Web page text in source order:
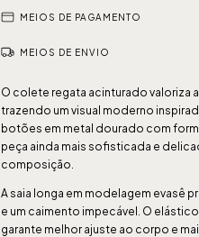
MEIOS DE PAGAMENTO
MEIOS DE ENVIO
O colete regata acinturado valoriza
trazendo um visual moderno
botões em metal dourado com
peça ainda mais sofisticada e
composição.
A saia longa em modelagem evasê
e um caimento impecável. O
garante melhor ajuste ao corpo e